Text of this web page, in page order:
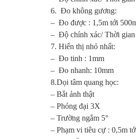
6. Đo không gương:
– Đo được : 1,5m tới
– Độ chính xác/ Thời
7. Hiển thị nhỏ nhất:
– Đo tinh : 1mm
– Đo nhanh: 10mm
8.Dọi tâm quang học:
– Bắt ảnh thật
– Phóng đại 3X
– Trường ngắm 5°
– Phạm vi tiêu cự : 0,5m